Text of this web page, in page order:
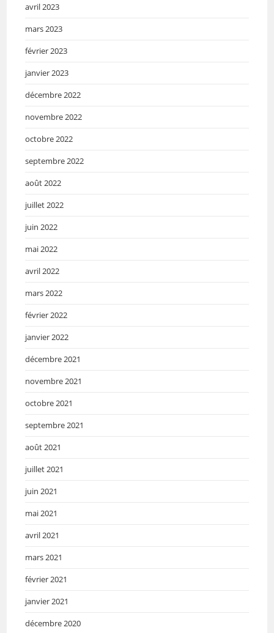
avril 2023
mars 2023
février 2023
janvier 2023
décembre 2022
novembre 2022
octobre 2022
septembre 2022
août 2022
juillet 2022
juin 2022
mai 2022
avril 2022
mars 2022
février 2022
janvier 2022
décembre 2021
novembre 2021
octobre 2021
septembre 2021
août 2021
juillet 2021
juin 2021
mai 2021
avril 2021
mars 2021
février 2021
janvier 2021
décembre 2020